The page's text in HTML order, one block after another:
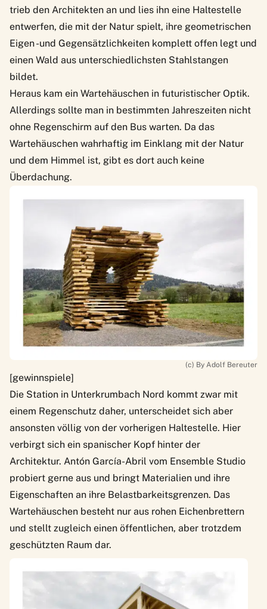
trieb den Architekten an und lies ihn eine Haltestelle
entwerfen, die mit der Natur spielt, ihre geometrischen
Eigen -und Gegensätzlichkeiten komplett offen legt und
einen Wald aus unterschiedlichsten Stahlstangen
bildet.
Heraus kam ein Wartehäuschen in futuristischer Optik.
Allerdings sollte man in bestimmten Jahreszeiten nicht
ohne Regenschirm auf den Bus warten. Da das
Wartehäuschen wahrhaftig im Einklang mit der Natur
und dem Himmel ist, gibt es dort auch keine
Überdachung.
(c) By Adolf Bereuter
[gewinnspiele]
Die Station in Unterkrumbach Nord kommt zwar mit
einem Regenschutz daher, unterscheidet sich aber
ansonsten völlig von der vorherigen Haltestelle. Hier
verbirgt sich ein spanischer Kopf hinter der
Architektur. Antón García-Abril vom Ensemble Studio
probiert gerne aus und bringt Materialien und ihre
Eigenschaften an ihre Belastbarkeitsgrenzen. Das
Wartehäuschen besteht nur aus rohen Eichenbrettern
und stellt zugleich einen öffentlichen, aber trotzdem
geschützten Raum dar.